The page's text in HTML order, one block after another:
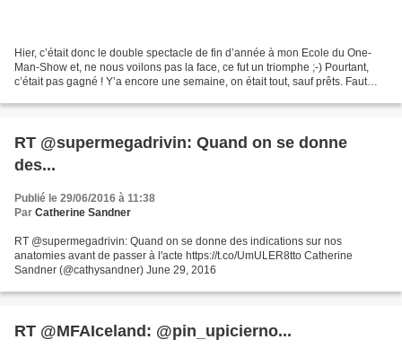
Hier, c’était donc le double spectacle de fin d’année à mon Ecole du One-
Man-Show et, ne nous voilons pas la face, ce fut un triomphe ;-) Pourtant,
c’était pas gagné ! Y’a encore une semaine, on était tout, sauf prêts. Faut
RT @supermegadrivin: Quand on se donne
des...
Publié le 29/06/2016 à 11:38
Par Catherine Sandner
RT @supermegadrivin: Quand on se donne des indications sur nos
anatomies avant de passer à l'acte https://t.co/UmULER8tto Catherine
Sandner (@cathysandner) June 29, 2016
RT @MFAIceland: @pin_upicierno...